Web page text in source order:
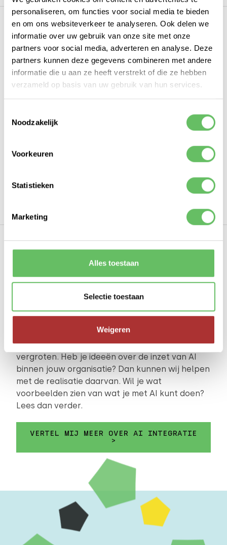
personaliseren, om functies voor social media te bieden
en om ons websiteverkeer te analyseren. Ook delen we
informatie over uw gebruik van onze site met onze
partners voor social media, adverteren en analyse. Deze
partners kunnen deze gegevens combineren met andere
informatie die u aan ze heeft verstrekt of die ze hebben
verzameld op basis van uw gebruik van hun services.
Noodzakelijk
Voorkeuren
Statistieken
Marketing
Alles toestaan
Selectie toestaan
Weigeren
BEDRIJFS­AUTOMATISERINGS­SOFTWARE
Bedrijfs­automatisering­ssoftware geeft
structuur aan je organisatie, maakt je bedrijf
schaalbaar, laat je medewerkers efficiënter
werken, elimineert fouten in processen en is dus
graag hoe wij jou helpen bij de digitale trans­
Het gebruik van kunstmatige intelligentie (AI)
manier waarop bedrijven hun processen kunnen
optimaliseren en hun concurrentievermogen
vergroten. Heb je ideeën over de inzet van AI
binnen jouw organisatie? Dan kunnen wij helpen
met de realisatie daarvan. Wil je wat
voorbeelden zien van wat je met AI kunt doen?
Lees dan verder.
VERTEL MIJ MEER OVER AI INTEGRATIE
>